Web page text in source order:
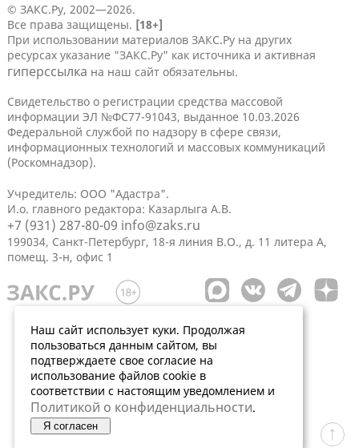
© ЗАКС.Ру, 2002—2026.
Все права защищены. [18+]
При использовании материалов ЗАКС.Ру на других
ресурсах указание "ЗАКС.Ру" как источника и активная
гиперссылка на наш сайт обязательны.
Свидетельство о регистрации средства массовой
информации ЭЛ №ФС77-91043, выданное 10.03.2026
Федеральной службой по надзору в сфере связи,
информационных технологий и массовых коммуникаций
(Роскомнадзор).
Учредитель: ООО "Адастра".
И.о. главного редактора: Казарлыга А.В.
+7 (931) 287-80-09 info@zaks.ru
199034, Санкт-Петербург, 18-я линия В.О., д. 11 литера А,
помещ. 3-н, офис 1
Наш сайт использует куки. Продолжая
пользоваться данным сайтом, вы
подтверждаете свое согласие на
использование файлов cookie в
соответствии с настоящим уведомлением и
Политикой о конфиденциальности.
Я согласен